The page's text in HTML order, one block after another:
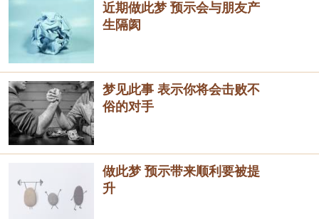
近期做此梦 预示会与朋友产
生隔阂
梦见此事 表示你将会击败不
俗的对手
做此梦 预示带来顺利要被提
升